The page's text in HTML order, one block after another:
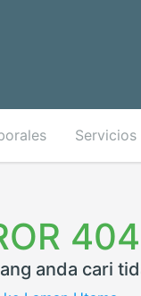
Servicios
404
anda cari